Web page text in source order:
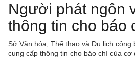
Người phát ngôn
thông tin cho báo
Sở Văn hóa, Thể thao và Du lịch công
cung cấp thông tin cho báo chí của cơ